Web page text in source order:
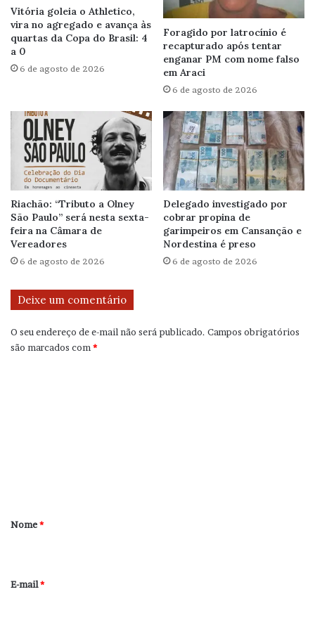
Vitória goleia o Athletico,
vira no agregado e avança às
quartas da Copa do Brasil: 4
a 0
6 de agosto de 2026
Foragido por latrocínio é
recapturado após tentar
enganar PM com nome falso
em Araci
6 de agosto de 2026
Riachão: “Tributo a Olney
São Paulo” será nesta sexta-
feira na Câmara de
Vereadores
6 de agosto de 2026
Delegado investigado por
cobrar propina de
garimpeiros em Cansanção e
Nordestina é preso
6 de agosto de 2026
Deixe um comentário
O seu endereço de e-mail não será publicado. Campos obrigatórios
são marcados com *
r
*
Nome*
E-mail*